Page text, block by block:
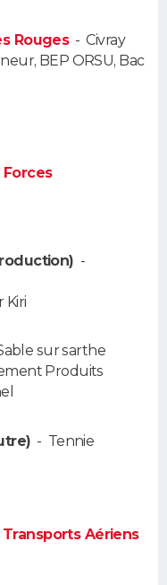
Rouges-Civray
BEP ORSU, Bac
-
Kiri
sur sarthe
Produits
- Tennie
Aériens